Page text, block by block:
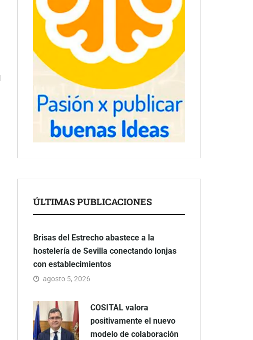
ÚLTIMAS PUBLICACIONES
Brisas del Estrecho abastece a la
hostelería de Sevilla conectando lonjas
con establecimientos
agosto 5, 2026
COSITAL valora
positivamente el nuevo
modelo de colaboración